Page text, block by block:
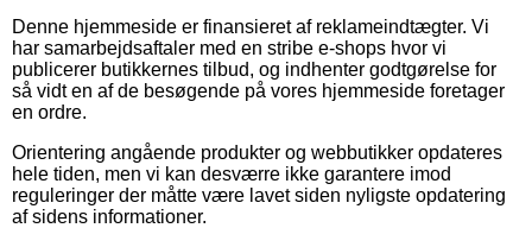
Denne hjemmeside er finansieret af reklameindtægter. Vi
har samarbejdsaftaler med en stribe e-shops hvor vi
publicerer butikkernes tilbud, og indhenter godtgørelse for
så vidt en af de besøgende på vores hjemmeside foretager
en ordre.
Orientering angående produkter og webbutikker opdateres
hele tiden, men vi kan desværre ikke garantere imod
reguleringer der måtte være lavet siden nyligste opdatering
af sidens informationer.